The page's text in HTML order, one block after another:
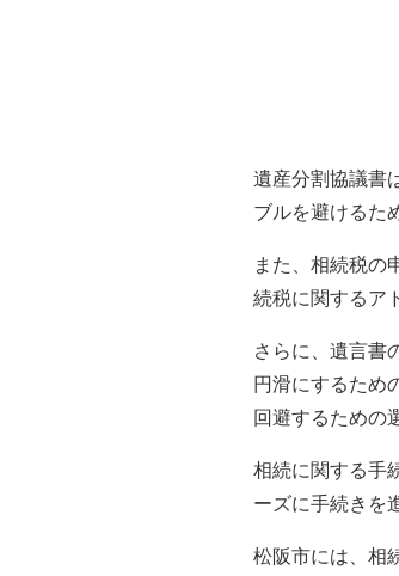
遺産分割協議書
ブルを避けるた
また、相続税の
続税に関するア
さらに、遺言書
円滑にするため
回避するための
相続に関する手
ーズに手続きを
松阪市には、相